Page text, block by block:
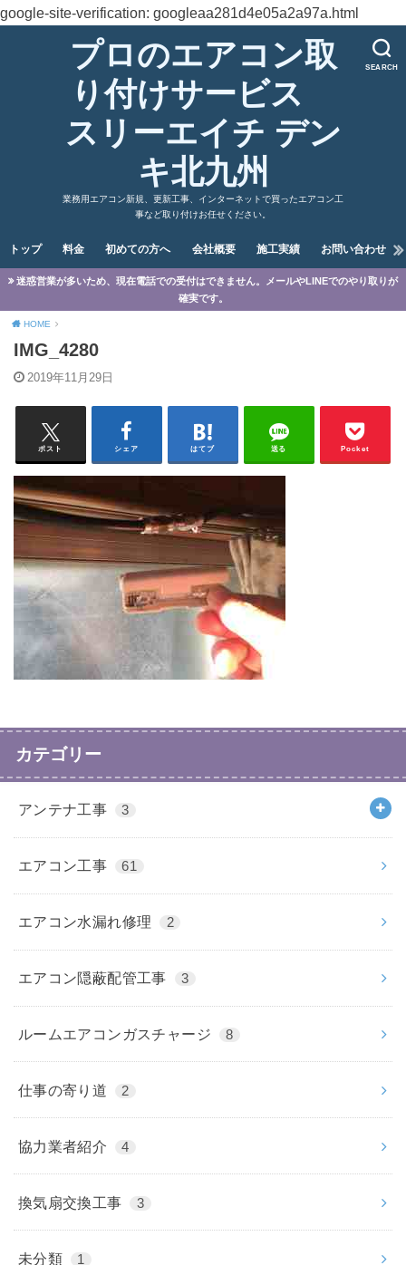
google-site-verification: googleaa281d4e05a2a97a.html
SEARCH
プロのエアコン取
り付けサービス
スリーエイチ デン
キ北九州
業務用エアコン新規、更新工事、インターネットで買ったエアコン工
事など取り付けお任せください。
トップ 料金 初めての方へ 会社概要 施工実績 お問い合わせ
迷惑営業が多いため、現在電話での受付はできません。メールやLINEでのやり取りが
確実です。
HOME
IMG_4280
2019年11月29日
ポスト シェア はてブ 送る Pocket
カテゴリー
アンテナ工事 3
エアコン工事 61
エアコン水漏れ修理 2
エアコン隠蔽配管工事 3
ルームエアコンガスチャージ 8
仕事の寄り道 2
協力業者紹介 4
換気扇交換工事 3
未分類 1